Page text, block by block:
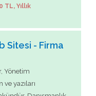
Yıllık
Sitesi - Firma
Yönetim
yazıları